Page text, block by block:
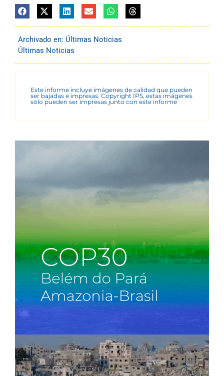
Archivado en: Últimas Noticias
Últimas Noticias
Este informe incluye imágenes de calidad que pueden
ser bajadas e impresas. Copyright IPS, estas imágenes
sólo pueden ser impresas junto con este informe